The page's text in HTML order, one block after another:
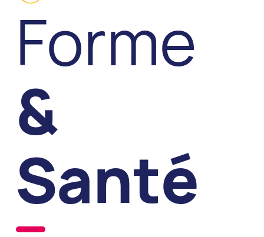
Forme
&
Santé